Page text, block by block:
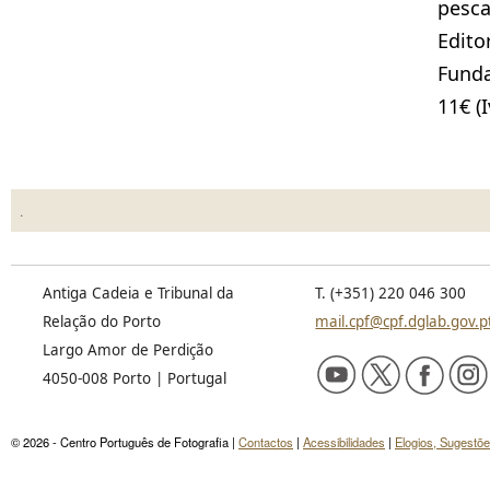
11€
.
Antiga Cadeia e Tribunal da
Relação do Porto
Largo Amor de Perdição
4050-008 Porto | Portugal
T. (+351) 220 046 300
© 2026 - Centro Português de Fotografia | Contactos | Acessibilidades | Elogios,